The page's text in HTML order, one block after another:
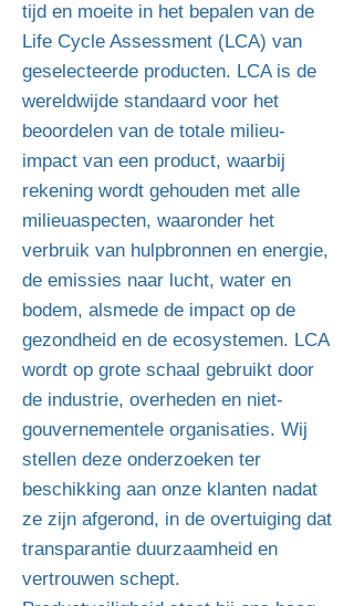
tijd en moeite in het bepalen van de
Life Cycle Assessment (LCA) van
geselecteerde producten. LCA is de
wereldwijde standaard voor het
beoordelen van de totale milieu-
impact van een product, waarbij
rekening wordt gehouden met alle
milieuaspecten, waaronder het
verbruik van hulpbronnen en energie,
de emissies naar lucht, water en
bodem, alsmede de impact op de
gezondheid en de ecosystemen. LCA
wordt op grote schaal gebruikt door
de industrie, overheden en niet-
gouvernementele organisaties. Wij
stellen deze onderzoeken ter
beschikking aan onze klanten nadat
ze zijn afgerond, in de overtuiging dat
transparantie duurzaamheid en
vertrouwen schept.